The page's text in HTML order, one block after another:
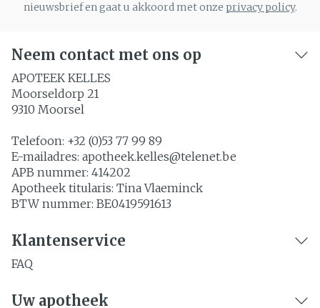
nieuwsbrief en gaat u akkoord met onze privacy policy.
Neem contact met ons op
APOTEEK KELLES
Moorseldorp 21
9310 Moorsel
Telefoon: +32 (0)53 77 99 89
E-mailadres: apotheek.kelles@telenet.be
APB nummer: 414202
Apotheek titularis: Tina Vlaeminck
BTW nummer: BE0419591613
Klantenservice
FAQ
Uw apotheek